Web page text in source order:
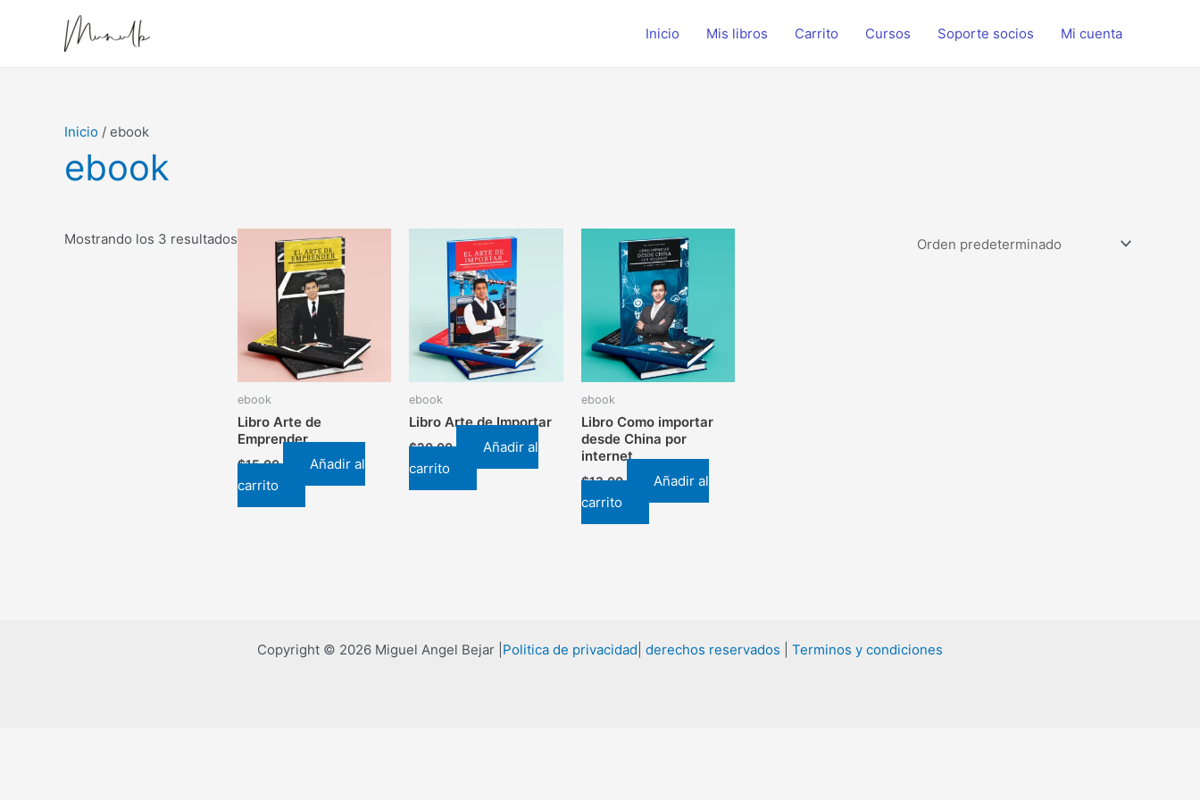
Inicio Mis libros Carrito Cursos Soporte socios Mi cuenta
Inicio / ebook
ebook
Mostrando los 3 resultados
ebook
Libro Arte de
Emprender
$15.00
Añadir al
carrito
ebook
Libro Arte de Importar
$20.00
Añadir al
carrito
ebook
Libro Como importar
desde China por
internet
$13.00
Añadir al
carrito
Copyright © 2026 Miguel Angel Bejar | Politica de privacidad derechos reservados Terminos y condiciones